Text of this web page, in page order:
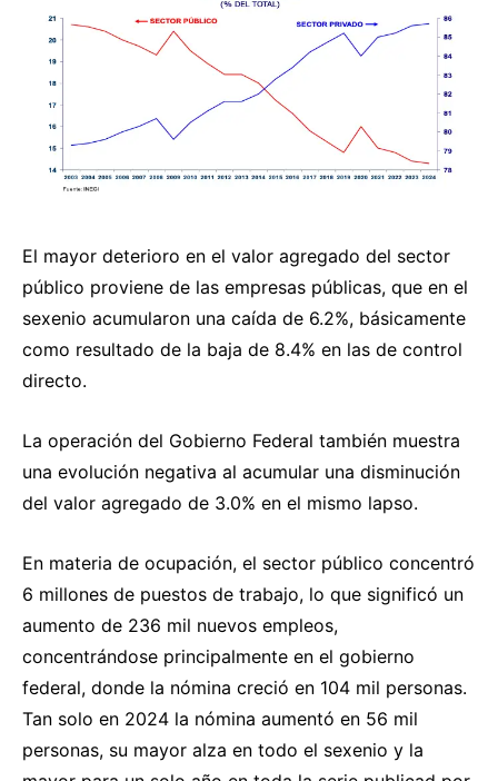
El mayor deterioro en el valor agregado del sector
público proviene de las empresas públicas, que en el
sexenio acumularon una caída de 6.2%, básicamente
como resultado de la baja de 8.4% en las de control
directo.
La operación del Gobierno Federal también muestra
una evolución negativa al acumular una disminución
del valor agregado de 3.0% en el mismo lapso.
En materia de ocupación, el sector público concentró
6 millones de puestos de trabajo, lo que significó un
aumento de 236 mil nuevos empleos,
concentrándose principalmente en el gobierno
federal, donde la nómina creció en 104 mil personas.
Tan solo en 2024 la nómina aumentó en 56 mil
personas, su mayor alza en todo el sexenio y la